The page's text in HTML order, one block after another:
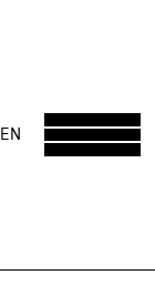
EN